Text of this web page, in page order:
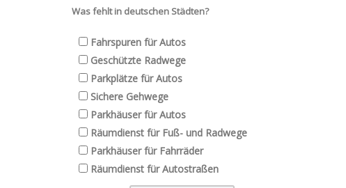
Was fehlt in deutschen Städten?
Fahrspuren für Autos
Geschützte Radwege
Parkplätze für Autos
Sichere Gehwege
Parkhäuser für Autos
Räumdienst für Fuß- und Radwege
Parkhäuser für Fahrräder
Räumdienst für Autostraßen